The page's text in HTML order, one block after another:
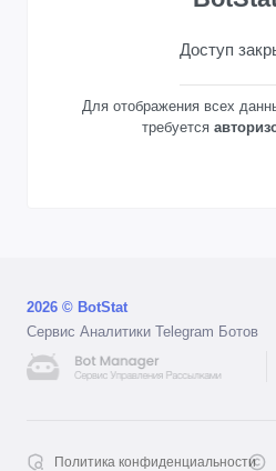
Доступ
Для отображения всех
требуется
2026 © BotStat
Сервис Аналитики Telegram Ботов
Политика конфиденциальности